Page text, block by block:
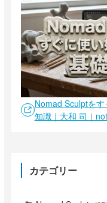
Nomad Sculptを
知識｜大和 司｜
カテゴリー